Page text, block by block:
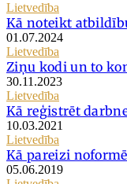
Lietvedība
Kā noteikt
01.07.2024
Lietvedība
Ziņu kodi un to
30.11.2023
Lietvedība
Kā reģistrēt
10.03.2021
Lietvedība
Kā pareizi
05.06.2019